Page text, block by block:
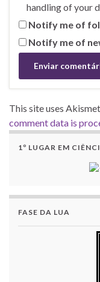
handling of your
Notify me of
Notify me of
This site uses
comment data is
1º LUGAR EM
FASE DA LUA